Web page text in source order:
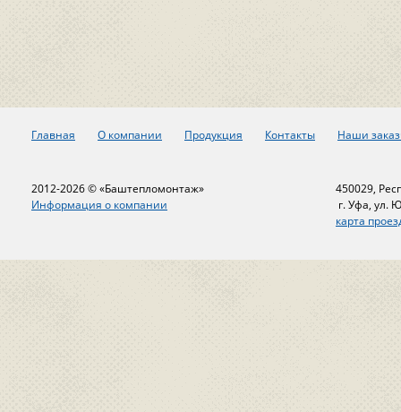
Главная О компании Продукция Контакты Наши
2012-2026 © «Баштепломонтаж»
Информация о компании
450029,
г. Уфа, ул.
карта